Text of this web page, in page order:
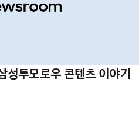
성투모로우 콘텐츠 이야기